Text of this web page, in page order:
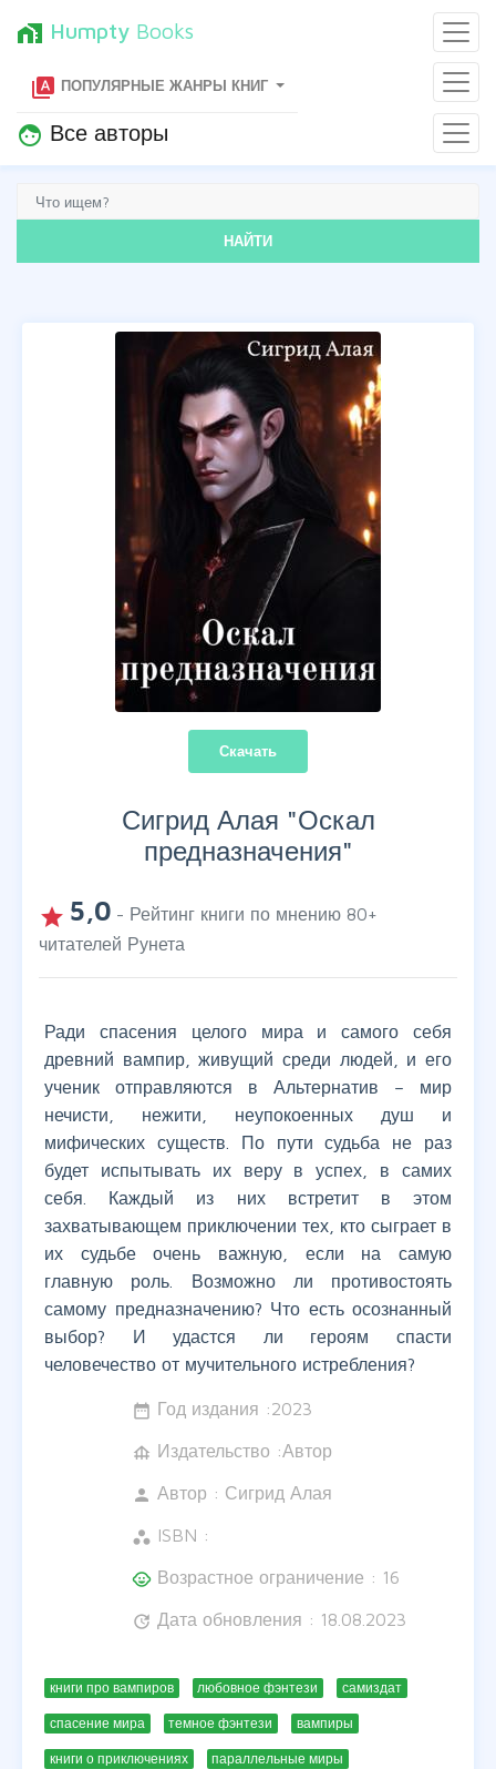
home_work Humpty Books
type_specimen ПОПУЛЯРНЫЕ ЖАНРЫ КНИГ
face Все авторы
НАЙТИ
Скачать
Сигрид Алая "Оскал
предназначения"
grade 5,0 - Рейтинг книги по мнению 80+
читателей Рунета
Ради спасения целого мира и самого себя
древний вампир, живущий среди людей, и его
ученик отправляются в Альтернатив – мир
нечисти, нежити, неупокоенных душ и
мифических существ. По пути судьба не раз
будет испытывать их веру в успех, в самих
себя. Каждый из них встретит в этом
захватывающем приключении тех, кто сыграет в
их судьбе очень важную, если на самую
главную роль. Возможно ли противостоять
самому предназначению? Что есть осознанный
выбор? И удастся ли героям спасти
человечество от мучительного истребления?
date_range Год издания :2023
foundation Издательство :Автор
person Автор : Сигрид Алая
workspaces ISBN :
child_care Возрастное ограничение : 16
update Дата обновления : 18.08.2023
книги про вампиров любовное фэнтези самиздат
спасение мира темное фэнтези вампиры
книги о приключениях параллельные миры